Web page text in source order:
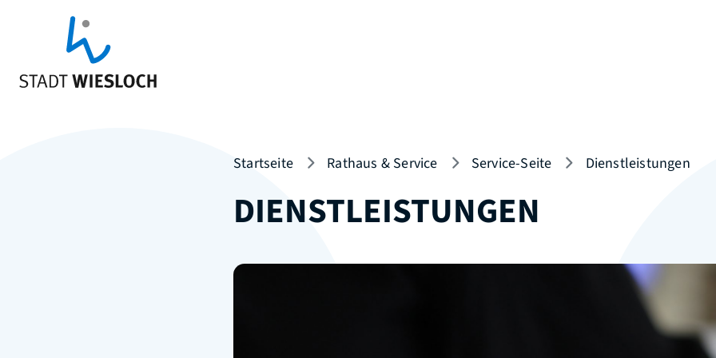
Startseite Rathaus & Service Service-Seite Dienstleistungen
DIENSTLEISTUNGEN